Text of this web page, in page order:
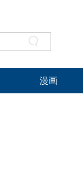
漫画